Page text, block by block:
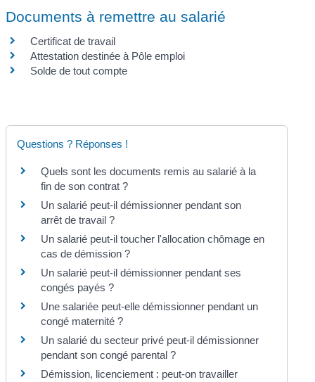
Documents à remettre au salarié
Certificat de travail
Attestation destinée à Pôle emploi
Solde de tout compte
Questions ? Réponses !
Quels sont les documents remis au salarié à la
fin de son contrat ?
Un salarié peut-il démissionner pendant son
arrêt de travail ?
Un salarié peut-il toucher l'allocation chômage en
cas de démission ?
Un salarié peut-il démissionner pendant ses
congés payés ?
Une salariée peut-elle démissionner pendant un
congé maternité ?
Un salarié du secteur privé peut-il démissionner
pendant son congé parental ?
Démission, licenciement : peut-on travailler